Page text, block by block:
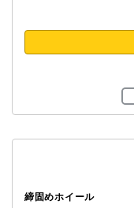
締固めホイール